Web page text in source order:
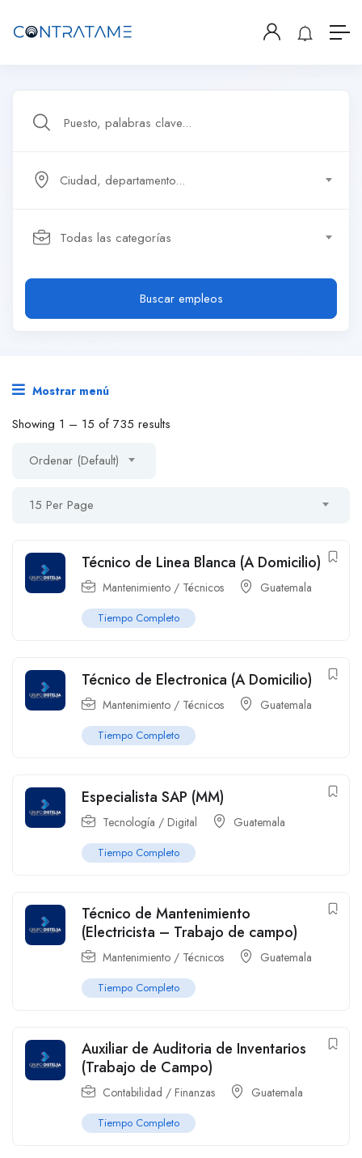
Ciudad, departamento...
Todas las categorías
Buscar empleos
Mostrar menú
Showing 1 – 15 of 735 results
Ordenar (Default)
15 Per Page
Técnico de Linea Blanca (A Domicilio)
Mantenimiento / Técnicos Guatemala
Tiempo Completo
Técnico de Electronica (A Domicilio)
Mantenimiento / Técnicos Guatemala
Tiempo Completo
Especialista SAP (MM)
Tecnología / Digital Guatemala
Tiempo Completo
Técnico de Mantenimiento
(Electricista – Trabajo de campo)
Mantenimiento / Técnicos Guatemala
Tiempo Completo
Auxiliar de Auditoria de Inventarios
(Trabajo de Campo)
Contabilidad / Finanzas Guatemala
Tiempo Completo